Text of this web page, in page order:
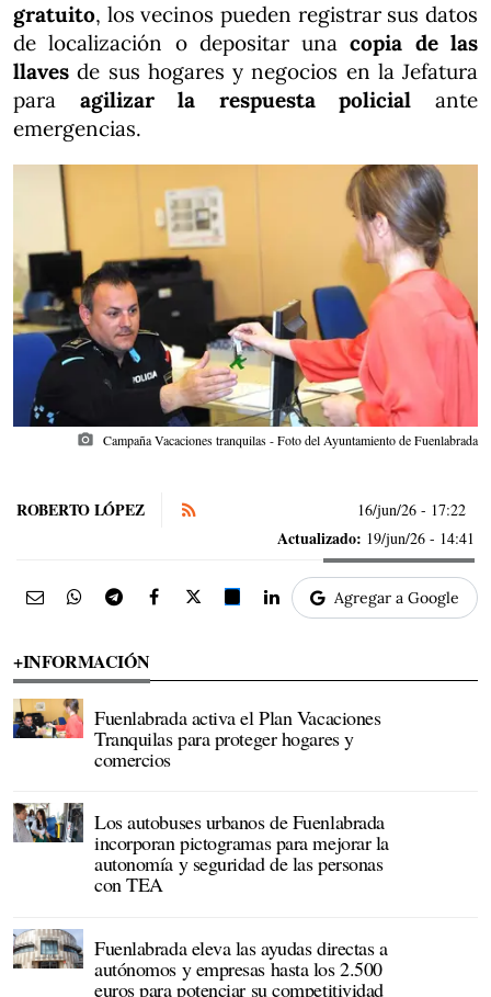
gratuito, los vecinos pueden registrar sus datos
de localización o depositar unacopia de las
llavesde sus hogares y negocios en la Jefatura
para agilizar la respuesta policial ante
emergencias.
photo_camera Campaña Vacaciones tranquilas - Foto del Ayuntamiento de Fuenlabrada
ROBERTO LÓPEZ 16/jun/26 - 17:22
Actualizado: 19/jun/26 - 14:41
Agregar a Google
+INFORMACIÓN
Fuenlabrada activa el Plan Vacaciones
Tranquilas para proteger hogares y
comercios
Los autobuses urbanos de Fuenlabrada
incorporan pictogramas para mejorar la
autonomía y seguridad de las personas
con TEA
Fuenlabrada eleva las ayudas directas a
autónomos y empresas hasta los 2.500
euros para potenciar su competitividad